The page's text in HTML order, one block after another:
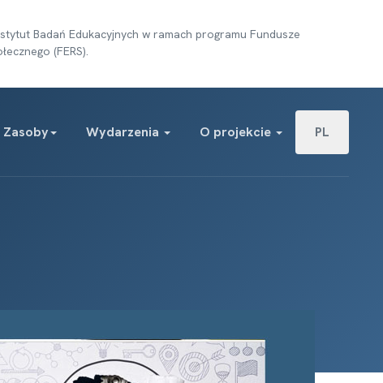
Badań Edukacyjnych w ramach programu Fundusze
(FERS).
Zasoby Wydarzenia O projekcie PL